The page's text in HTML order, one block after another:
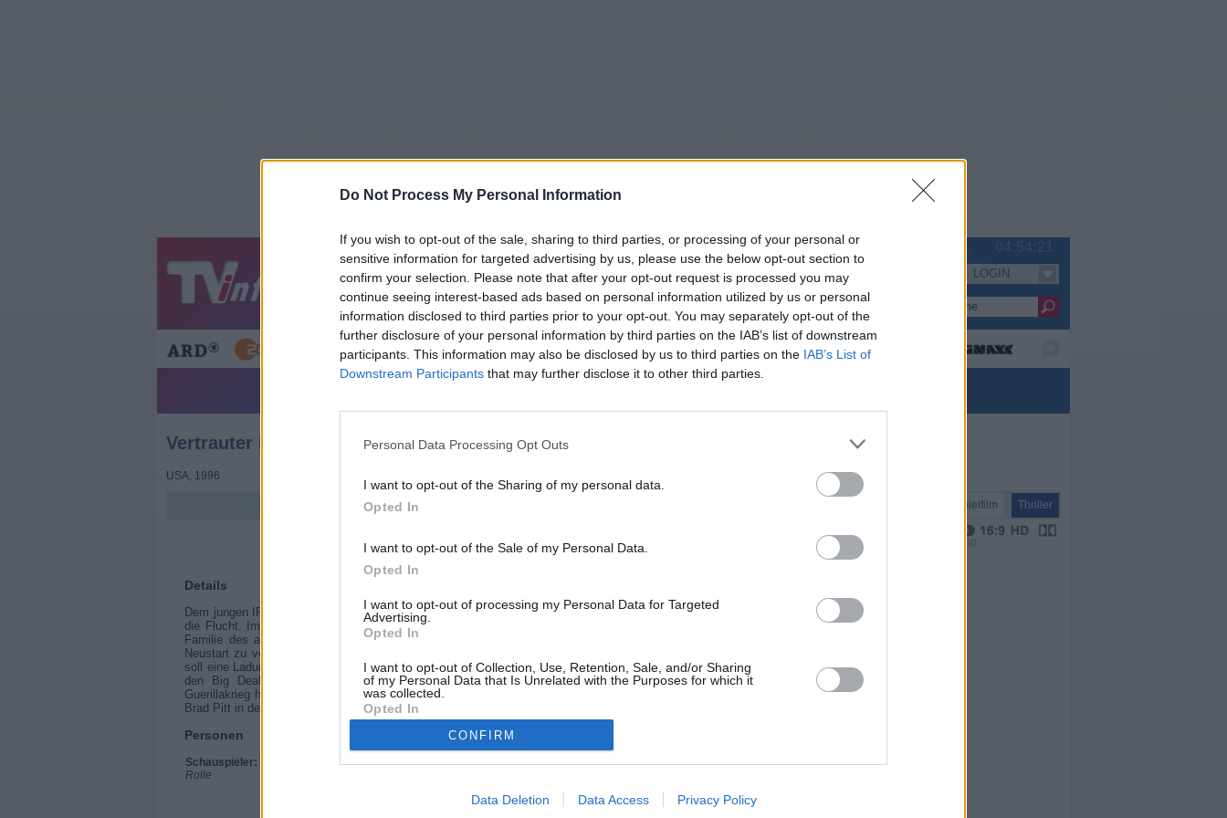
Do Not Process My Personal Information
If you wish to opt-out of the sale, sharing to third parties, or processing of your personal or
sensitive information for targeted advertising by us, please use the below opt-out section to
confirm your selection. Please note that after your opt-out request is processed you may
continue seeing interest-based ads based on personal information utilized by us or personal
information disclosed to third parties prior to your opt-out. You may separately opt-out of the
further disclosure of your personal information by third parties on the IAB’s list of downstream
participants. This information may also be disclosed by us to third parties on the IAB’s List of
Downstream Participants that may further disclose it to other third parties.
Personal Data Processing Opt Outs
I want to opt-out of the Sharing of my personal data.
Opted In
I want to opt-out of the Sale of my Personal Data.
Opted In
I want to opt-out of processing my Personal Data for Targeted
Advertising.
Opted In
I want to opt-out of Collection, Use, Retention, Sale, and/or Sharing
of my Personal Data that Is Unrelated with the Purposes for which it
was collected.
Opted In
CONFIRM
Data Deletion Data Access Privacy Policy
Jetzt 20:15 Tipps Sender Merkzettel TV-Agent Fußball Serien
Mo
LOGIN
Vertrauter Feind
USA 1996
Spielfilm Thriller
VPS 00:00
Details
Dem jungen IRA-Untergrundkämpfer Rory Devaney gelingt nach einer blutigen Schießerei mit der britischen Armee
die Flucht. Im Auftrag der IRA reist er unter falschem Namen in die USA ein. Ein Mittelsmann bringt ihn bei der
Familie des ahnungslosen Cops Tom O‘Meara unter. Der tut sein Bestes, um Rory fern der Heimat zu einem
Neustart zu verhelfen. Doch der setzt insgeheim seinen politischen Kampf auf amerikanischem Terrain fort. Rory
soll eine Ladung Stinger-Raketen auf dem schwarzen Waffenmarkt für die IRA kaufen. Beim Versuch, das Geld für
den Big Deal zu besorgen, zieht er den Polizisten und seine Familie unweigerlich in einen mörderischen
Guerillakrieg hinein, der auf beiden Seiten blutige Opfer fordert. Nervenaufreibender Thriller mit Harrison Ford und
Brad Pitt in den Hauptrollen, die sich ein hoch spannendes Duell liefern.
Personen
Schauspieler:
Rolle
Harrison Ford
Tom O‘
Sheila O‘